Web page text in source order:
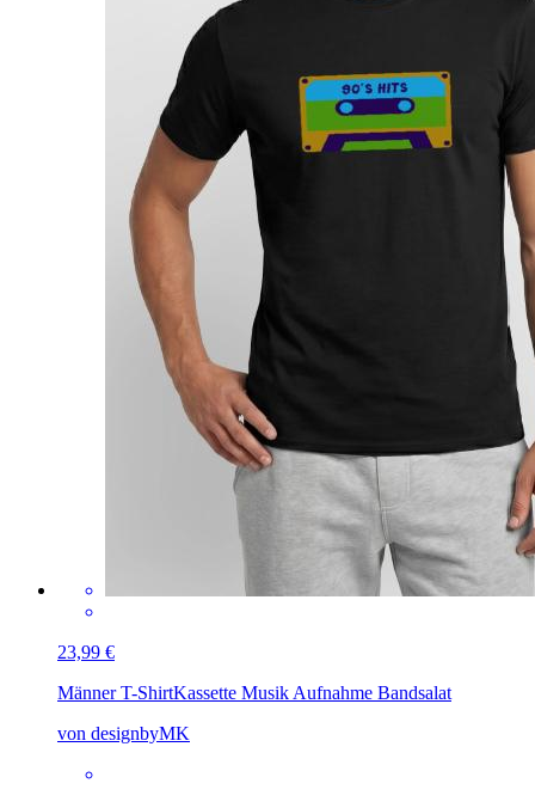
23,99 €
Männer T-ShirtKassette Musik Aufnahme Bandsalat
von designbyMK